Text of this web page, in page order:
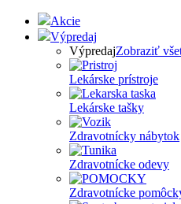
Akcie
Výpredaj
VýpredajZobraziť
Lekárske prístroje
Lekárske tašky
Zdravotnícky nábytok
Zdravotnícke odevy
Zdravotnícke